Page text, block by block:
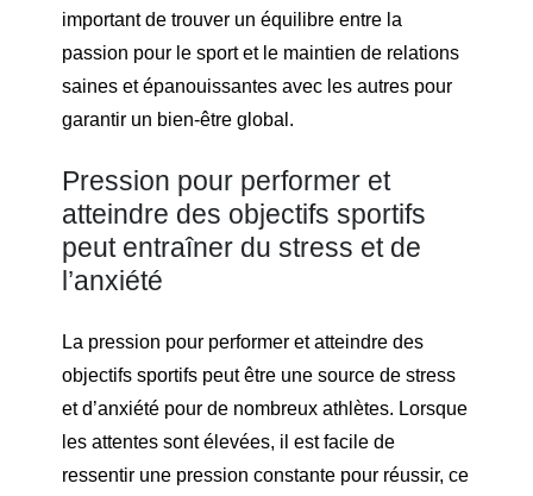
important de trouver un équilibre entre la
passion pour le sport et le maintien de relations
saines et épanouissantes avec les autres pour
garantir un bien-être global.
Pression pour performer et
atteindre des objectifs sportifs
peut entraîner du stress et de
l’anxiété
La pression pour performer et atteindre des
objectifs sportifs peut être une source de stress
et d’anxiété pour de nombreux athlètes. Lorsque
les attentes sont élevées, il est facile de
ressentir une pression constante pour réussir, ce